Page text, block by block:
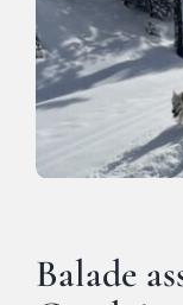
Balade